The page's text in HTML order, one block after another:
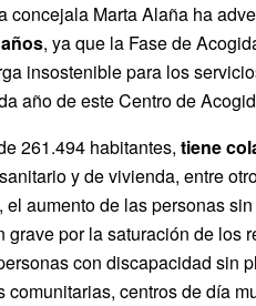
Marta Alaña ha
, ya que la Fase de
insostenible para los
año de este Centro de
261.494 habitantes, tiene
y de vivienda, entre
aumento de las personas
por la saturación de los
con discapacidad sin
centros de día